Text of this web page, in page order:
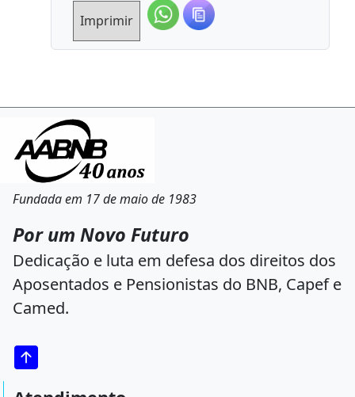
Imprimir
Fundada em 17 de maio de 1983
Por um Novo Futuro
Dedicação e luta em defesa dos direitos dos
Aposentados e Pensionistas do BNB, Capef e
Camed.